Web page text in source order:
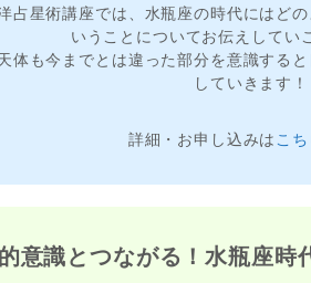
占星術講座では、水瓶座の時代にはど
いうことについてお伝えしてい
体も今までとは違った部分を意識する
していきます！
詳細・お申し込みは こ
意識とつながる！水瓶座時